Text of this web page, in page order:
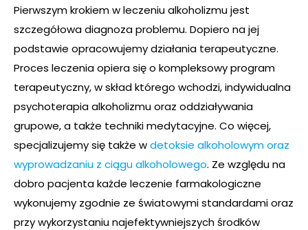
Pierwszym krokiem w leczeniu alkoholizmu jest
szczegółowa diagnoza problemu. Dopiero na jej
podstawie opracowujemy działania terapeutyczne.
Proces leczenia opiera się o kompleksowy program
terapeutyczny, w skład którego wchodzi, indywidualna
psychoterapia alkoholizmuoraz oddziaływania
grupowe, a także techniki medytacyjne. Co więcej,
specjalizujemy się także wdetoksie alkoholowym oraz
wyprowadzaniu z ciągu alkoholowego. Ze względu na
dobro pacjenta każde leczenie farmakologiczne
wykonujemy zgodnie ze światowymi standardami oraz
przy wykorzystaniu najefektywniejszych środków